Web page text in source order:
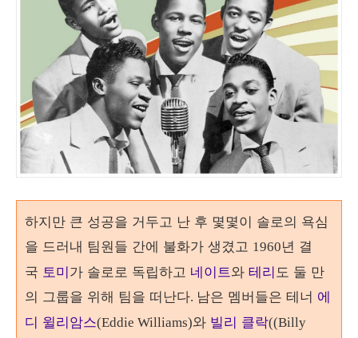
하지만 큰 성공을 거두고 난 후 몇몇이 솔로의 욕심
을 드러내 팀원들 간에 불화가 생겼고 1960년 결
국 토미가 솔로로 독립하고 네이트와 테리도 둘 만
의 그룹을 위해 팀을 떠난다. 남은 멤버들은 테너 에
디 윌리암스(Eddie Williams)와 빌리 클락((Billy